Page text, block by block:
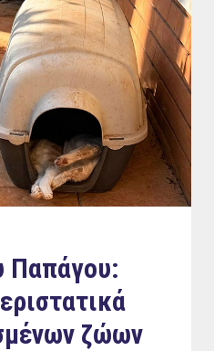
Παπάγου:
ζώων